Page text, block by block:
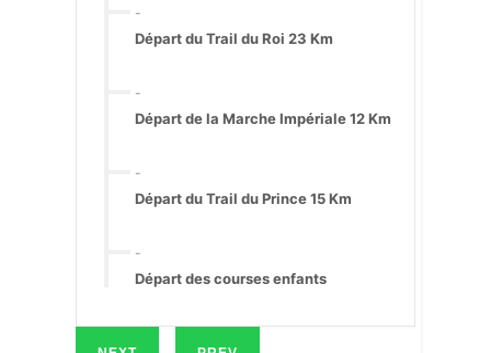
-
Départ du Trail du Roi 23 Km
-
Départ de la Marche Impériale 12 Km
-
Départ du Trail du Prince 15 Km
-
Départ des courses enfants